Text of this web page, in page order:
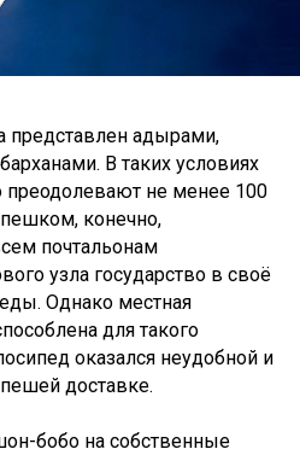
адырами,
В таких условиях
не менее 100
конечно,
почтальонам
узла государство в своё
Однако местная
для такого
оказался неудобной и
доставке.
бобо на собственные